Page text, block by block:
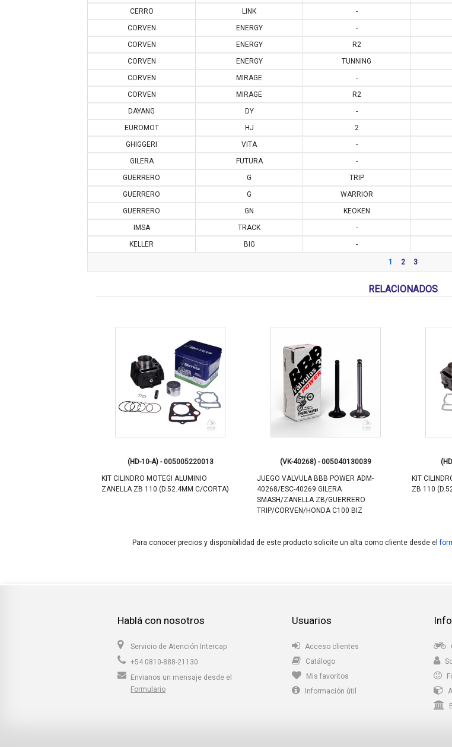
CERRO
LINK -
CORVEN
ENERGY -
CORVEN
ENERGY R2
CORVEN
ENERGY TUNNING
CORVEN
MIRAGE -
CORVEN
MIRAGE R2
DAYANG
DY -
EUROMOT
HJ 2
GHIGGERI
VITA -
GILERA
FUTURA -
GUERRERO
G TRIP
GUERRERO
G WARRIOR
GUERRERO
GN KEOKEN
IMSA
TRACK -
KELLER
BIG -
1 2 3
RELACIONADOS
(HD-10-A) - 005005220013
KIT CILINDRO MOTEGI ALUMINIO
ZANELLA ZB 110 (D.52.4MM C/CORTA)
(VK-40268) - 005040130039
JUEGO VALVULA BBB POWER ADM-
40268/ESC-40269 GILERA
SMASH/ZANELLA ZB/GUERRERO
TRIP/CORVEN/HONDA C100 BIZ
KIT
ZB 110
Para conocer precios y disponibilidad de este producto solicite un alta como cliente desde el
Hablá con nosotros
Servicio de Atención Intercap
+54 0810-888-21130
Envianos un mensaje desde el
Formulario
Usuarios
Acceso clientes
Catálogo
Mis favoritos
Información útil